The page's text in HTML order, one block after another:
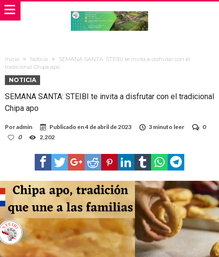
Inicio Noticia
SEMANA SANTA: STEIBI te invita a disfrutar con el
tradicional Chipa apo
NOTICIA
SEMANA SANTA: STEIBI te invita a disfrutar con el tradicional
Chipa apo
Poradmin Publicado en4 de abril de 2023 3 minuto leer
0
0
2,202